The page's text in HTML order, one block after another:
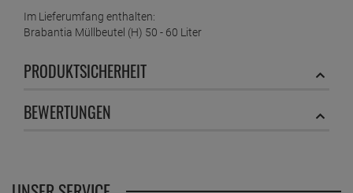
Im Lieferumfang enthalten:
Brabantia Müllbeutel (H) 50 - 60 Liter
PRODUKTSICHERHEIT
BEWERTUNGEN